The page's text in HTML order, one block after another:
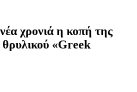
χρονιά η κοπή της
θρυλικού «Greek